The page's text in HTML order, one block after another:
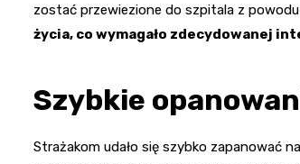
zostać przewiezione do szpitala z
życia, co wymagało zdecydowanej
Szybkie
Strażakom udało się szybko zapanować